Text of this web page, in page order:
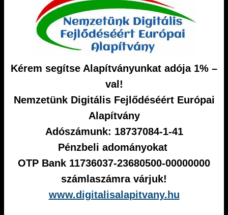
Kérem segítse Alapítványunkat adója 1% –
val!
Nemzetünk Digitális Fejlődéséért Európai
Alapítvány
Adószámunk: 18737084-1-41
Pénzbeli adományokat
OTP Bank 11736037-23680500-00000000
számlaszámra várjuk!
www.digitalisalapitvany.hu